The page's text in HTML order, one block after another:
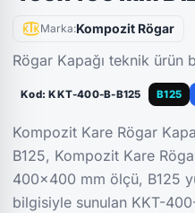
Marka:Kompozit Rögar
Rögar Kapağı teknik ürün
Kod: KKT-400-B-B125 B125
Kompozit Kare Rögar
B125, Kompozit Kare
400x400 mm ölçü, B125
bilgisiyle sunulan KKT-